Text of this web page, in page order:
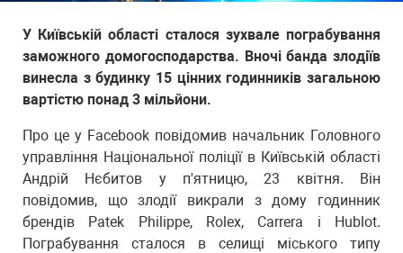
У Київській області сталося зухвале пограбування
заможного домогосподарства. Вночі банда злодіїв
винесла з будинку 15 цінних годинників загальною
вартістю понад 3 мільйони.
Про це у Facebook повідомив начальник Головного
управління Національної поліції в Київській області
Андрій Нєбитов у п'ятницю, 23 квітня. Він
повідомив, що злодії викрали з дому годинник
брендів Patek Philippe, Rolex, Carrera і Hublot.
Пограбування сталося в селищі міського типу